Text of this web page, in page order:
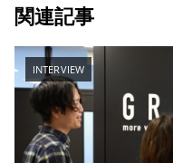
関連記事
INTERVIEW